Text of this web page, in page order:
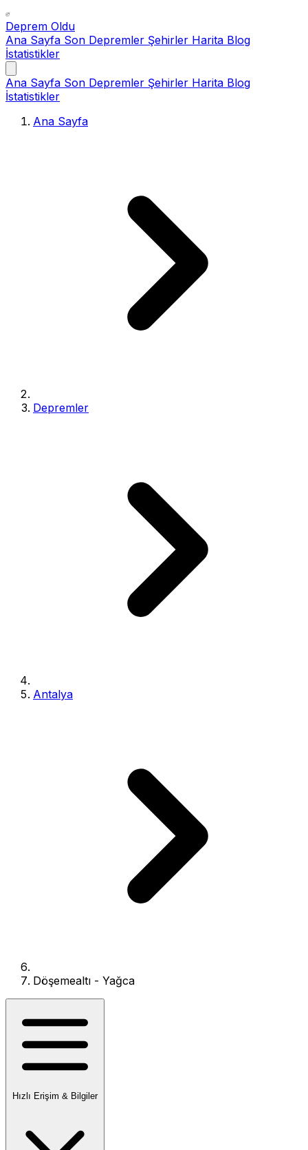
Deprem Oldu
Ana Sayfa Son Depremler Şehirler Harita Blog
İstatistikler
Ana Sayfa Son Depremler Şehirler Harita Blog
İstatistikler
Ana Sayfa
Depremler
Antalya
Döşemealtı - Yağca
Hızlı Erişim & Bilgiler